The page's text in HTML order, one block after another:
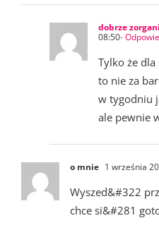
dobrze
08:50-
Tylko że
to nie za
w tygodniu
ale pewnie
o mnie 1 września
Wyszed&#322
chce si&#281